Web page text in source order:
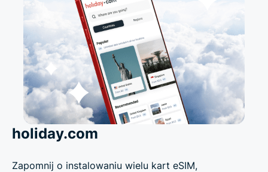
holiday.com
Zapomnij o instalowaniu wielu kart eSIM,